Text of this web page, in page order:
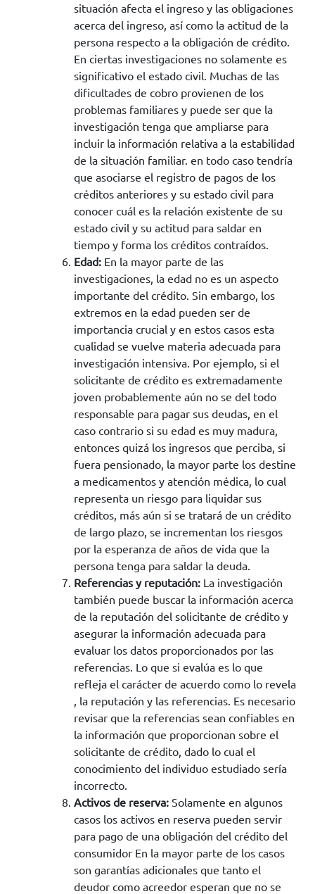
situación afecta el ingreso y las obligaciones
acerca del ingreso, así como la actitud de la
persona respecto a la obligación de crédito.
En ciertas investigaciones no solamente es
significativo el estado civil. Muchas de las
dificultades de cobro provienen de los
problemas familiares y puede ser que la
investigación tenga que ampliarse para
incluir la información relativa a la estabilidad
de la situación familiar. en todo caso tendría
que asociarse el registro de pagos de los
créditos anteriores y su estado civil para
conocer cuál es la relación existente de su
estado civil y su actitud para saldar en
tiempo y forma los créditos contraídos.
Edad: En la mayor parte de las
investigaciones, la edad no es un aspecto
importante del crédito. Sin embargo, los
extremos en la edad pueden ser de
importancia crucial y en estos casos esta
cualidad se vuelve materia adecuada para
investigación intensiva. Por ejemplo, si el
solicitante de crédito es extremadamente
joven probablemente aún no se del todo
responsable para pagar sus deudas, en el
caso contrario si su edad es muy madura,
entonces quizá los ingresos que perciba, si
fuera pensionado, la mayor parte los destine
a medicamentos y atención médica, lo cual
representa un riesgo para liquidar sus
créditos, más aún si se tratará de un crédito
de largo plazo, se incrementan los riesgos
por la esperanza de años de vida que la
persona tenga para saldar la deuda.
Referencias y reputación: La investigación
también puede buscar la información acerca
de la reputación del solicitante de crédito y
asegurar la información adecuada para
evaluar los datos proporcionados por las
referencias. Lo que si evalúa es lo que
refleja el carácter de acuerdo como lo revela
, la reputación y las referencias. Es necesario
revisar que la referencias sean confiables en
la información que proporcionan sobre el
solicitante de crédito, dado lo cual el
conocimiento del individuo estudiado sería
incorrecto.
Activos de reserva: Solamente en algunos
casos los activos en reserva pueden servir
para pago de una obligación del crédito del
consumidor En la mayor parte de los casos
son garantías adicionales que tanto el
deudor como acreedor esperan que no se